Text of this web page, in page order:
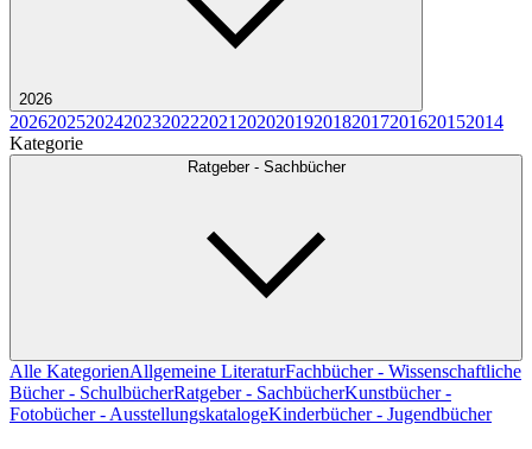
2026
202620252024202320222021 2020201920182017201620152014
Kategorie
Ratgeber - Sachbücher
Alle KategorienAllgemeine LiteraturFachbücher - Wissenschaftliche
Bücher - SchulbücherRatgeber - SachbücherKunstbücher -
Fotobücher - AusstellungskatalogeKinderbücher - Jugendbücher